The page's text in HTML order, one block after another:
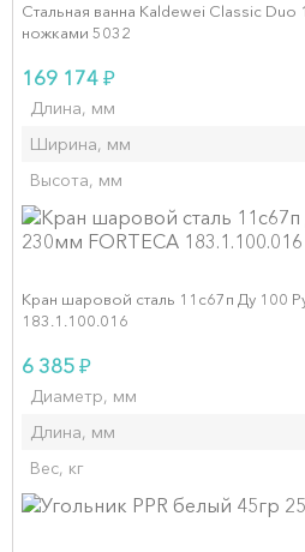
Стальная ванна Kaldewei Classic Duo
ножками 5032
169 174₽
Длина, мм
Ширина, мм
Высота, мм
Кран шаровой сталь 11с67п Ду 100
183.1.100.016
6 385₽
Диаметр, мм
Длина, мм
Вес, кг